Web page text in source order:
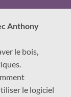
Anthony
le bois,
le logiciel